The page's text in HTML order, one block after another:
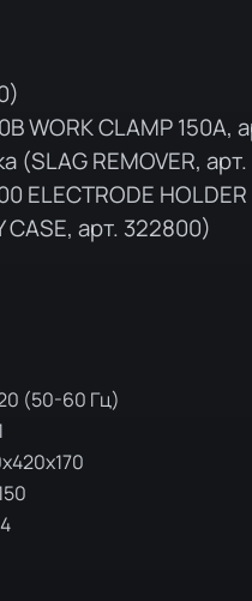
CLAMP 150A,
REMOVER, арт.
HOLDER
арт. 322800)
(50-60 Гц)